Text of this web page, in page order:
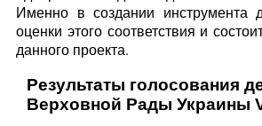
Именно в создании инструмента
оценки этого соответствия и
данного проекта.
Результаты голосования
Верховной Рады Украины